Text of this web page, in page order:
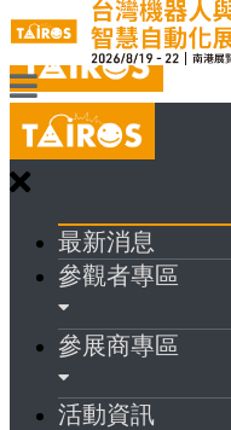
最新消息
參觀者專區
參展商專區
活動資訊